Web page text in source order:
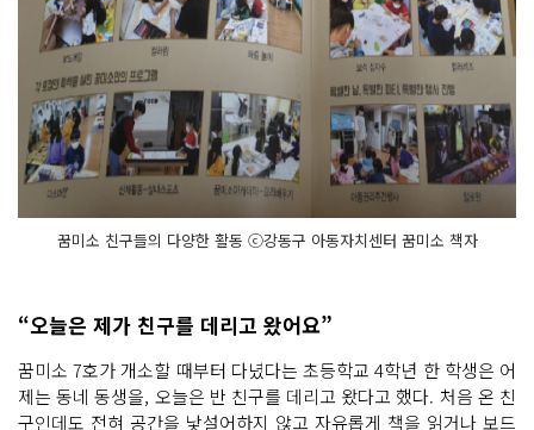
꿈미소 친구들의 다양한 활동 ⓒ강동구 아동자치센터 꿈미소 책자
“오늘은 제가 친구를 데리고 왔어요”
꿈미소 7호가 개소할 때부터 다녔다는 초등학교 4학년 한 학생은 어
제는 동네 동생을, 오늘은 반 친구를 데리고 왔다고 했다. 처음 온 친
구인데도 전혀 공간을 낯설어하지 않고 자유롭게 책을 읽거나 보드